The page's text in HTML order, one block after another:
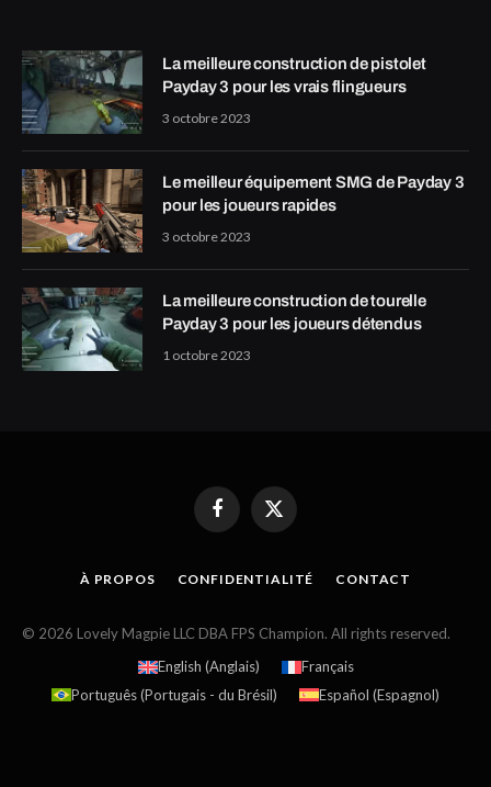
La meilleure construction de pistolet
Payday 3 pour les vrais flingueurs
3 octobre 2023
Le meilleur équipement SMG de Payday 3
pour les joueurs rapides
3 octobre 2023
La meilleure construction de tourelle
Payday 3 pour les joueurs détendus
1 octobre 2023
FacebookX
À PROPOS CONFIDENTIALITÉ CONTACT
© 2026 Lovely Magpie LLC DBA FPS Champion. All rights reserved.
English (Anglais)
Français
Português(Portugais - du Brésil) Español (Espagnol)